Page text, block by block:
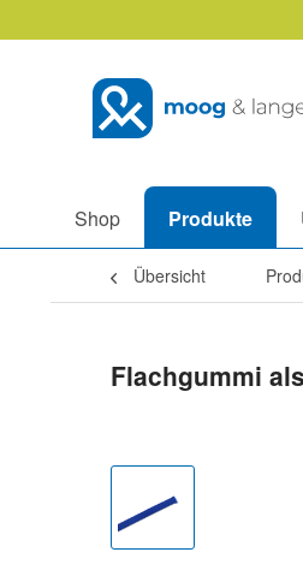
Shop Produkte
Übersicht
Flachgummi